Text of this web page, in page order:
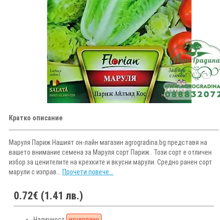
Кратко описание
Маруля Париж Нашият он-лайн магазин agrogradina.bg представя на
вашето внимание семена за Маруля сорт Париж . Този сорт е отличен
избор за ценителите на крехките и вкусни марули. Средно ранен сорт
марули с изправ... Прочети повече...
0.72€ (1.41 лв.)